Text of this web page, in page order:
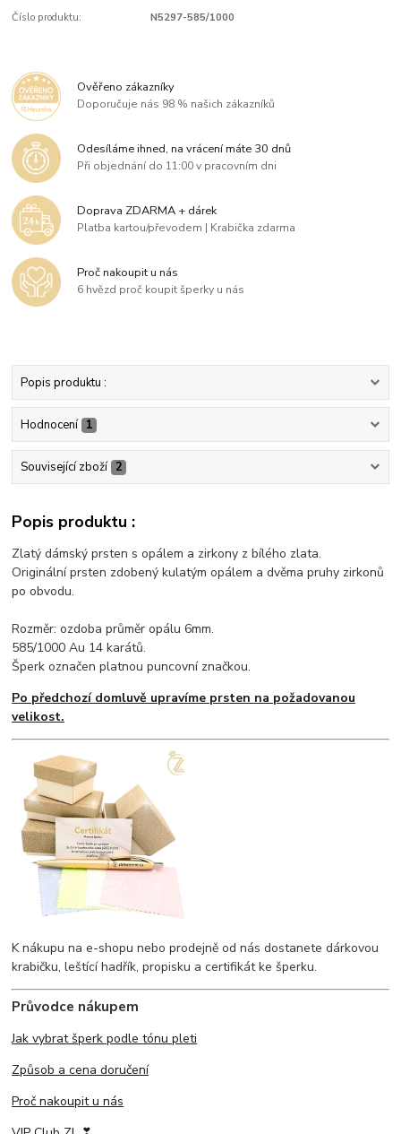
Číslo produktu: N5297-585/1000
Ověřeno zákazníky
Doporučuje nás 98 % našich zákazníků
Odesíláme ihned, na vrácení máte 30 dnů
Při objednání do 11:00 v pracovním dni
Doprava ZDARMA + dárek
Platba kartou/převodem | Krabička zdarma
Proč nakoupit u nás
6 hvězd proč koupit šperky u nás
Popis produktu :
Hodnocení 1
Související zboží 2
Popis produktu :
Zlatý dámský prsten s opálem a zirkony z bílého zlata.
Originální prsten zdobený kulatým opálem a dvěma pruhy zirkonů
po obvodu.
Rozměr: ozdoba průměr opálu 6mm.
585/1000 Au 14 karátů.
Šperk označen platnou puncovní značkou.
Po předchozí domluvě upravíme prsten na požadovanou
velikost.
K nákupu na e-shopu nebo prodejně od nás dostanete dárkovou
krabičku, leštící hadřík, propisku a certifikát ke šperku.
Průvodce nákupem
Jak vybrat šperk podle tónu pleti
Způsob a cena doručení
Proč nakoupit u nás